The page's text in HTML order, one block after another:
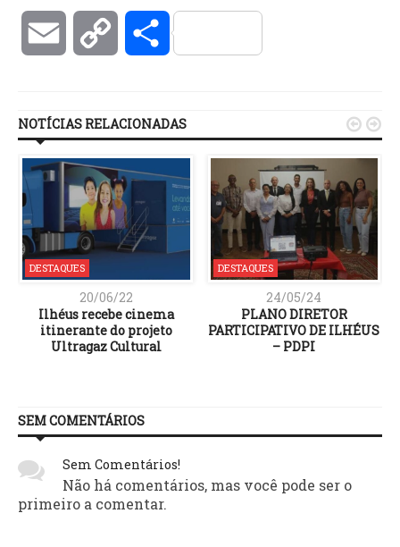
Email Copy Compartilhar
NOTÍCIAS RELACIONADAS
DESTAQUES
20/06/22
Ilhéus recebe cinema
itinerante do projeto
Ultragaz Cultural
DESTAQUES
24/05/24
PLANO DIRETOR
PARTICIPATIVO DE ILHÉUS
– PDPI
 
SEM COMENTÁRIOS
Sem Comentários!
Não há comentários, mas você pode ser o
primeiro a comentar.